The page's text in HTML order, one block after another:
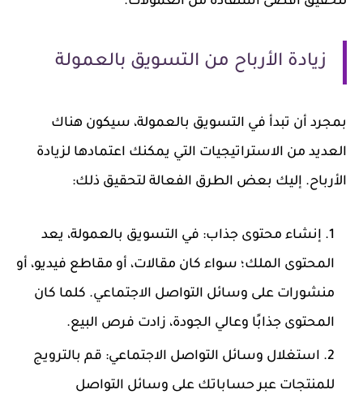
زيادة الأرباح من التسويق بالعمولة
بمجرد أن تبدأ في التسويق بالعمولة، سيكون هناك
العديد من الاستراتيجيات التي يمكنك اعتمادها لزيادة
الأرباح. إليك بعض الطرق الفعالة لتحقيق ذلك:
إنشاء محتوى جذاب: في التسويق بالعمولة، يعد
المحتوى الملك؛ سواء كان مقالات، أو مقاطع فيديو، أو
منشورات على وسائل التواصل الاجتماعي. كلما كان
المحتوى جذابًا وعالي الجودة، زادت فرص البيع.
استغلال وسائل التواصل الاجتماعي: قم بالترويج
للمنتجات عبر حساباتك على وسائل التواصل